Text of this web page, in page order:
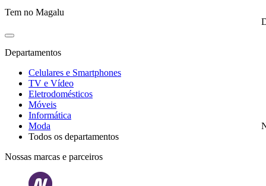
Tem no Magalu
Departamentos
Celulares e Smartphones
TV e Vídeo
Eletrodomésticos
Móveis
Informática
Moda
Todos os departamentos
Nossas marcas e parceiros